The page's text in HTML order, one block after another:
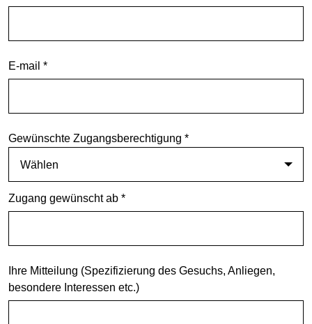
E-mail *
Gewünschte Zugangsberechtigung *
Wählen
Zugang gewünscht ab *
Ihre Mitteilung (Spezifizierung des Gesuchs, Anliegen,
besondere Interessen etc.)